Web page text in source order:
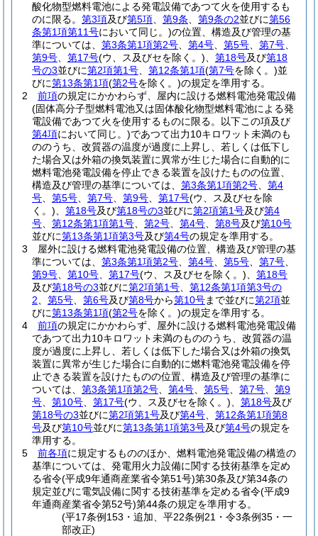
酸化物型燃料電池による発電設備であつて火を使用するも
のに限る。 第3項及び第5項 第9条 第9条の2並びに第56
条第1項第11号において同じ。)の位置、構造及び管理の基
準については、 第3条第1項第2号 第4号 第5号 第7号
第9号
第17号(ウ、ス及びセを除く。) 第18号及び第18
号の3並びに第2項第1号 第12条第1項(第7号を除く。)並
びに第13条第1項(第2号を除く。)の規定を準用する。
2
前項の規定にかかわらず、屋内に設ける燃料電池発電設備
(固体高分子型燃料電池又は固体酸化物型燃料電池による発
電設備であつて火を使用するものに限る。以下この項及び
第4項において同じ。)であつて出力10キロワット未満のも
ののうち、改質器の温度が過度に上昇し、若しくは低下し
た場合又は外箱の換気装置に異常が生じた場合に自動的に
燃料電池発電設備を停止できる装置を設けたものの位置、
構造及び管理の基準については、 第3条第1項第2号
第4
号
第5号 第7号 第9号 第17号(ウ、ス及びセを除
く。)
第18号及び第18号の3並びに第2項第1号及び第4
号
第12条第1項第1号 第2号 第4号 第8号及び第10号
並びに第13条第1項第3号及び第4号の規定を準用する。
3
屋外に設ける燃料電池発電設備の位置、構造及び管理の基
準については、 第3条第1項第2号 第4号 第5号 第7号
第9号
第10号 第17号(ウ、ス及びセを除く。)
第18号
及び第18号の3並びに第2項第1号
第12条第1項第3号の
2
第5号 第6号及び第8号から第10号まで並びに第2項並
びに第13条第1項(第2号を除く。)の規定を準用する。
4
前項の規定にかかわらず、屋外に設ける燃料電池発電設備
であつて出力10キロワット未満のもののうち、改質器の温
度が過度に上昇し、若しくは低下した場合又は外箱の換気
装置に異常が生じた場合に自動的に燃料電池発電設備を停
止できる装置を設けたものの位置、構造及び管理の基準に
ついては、 第3条第1項第2号 第4号 第5号 第7号
第9
号
第10号 第17号(ウ、ス及びセを除く。) 第18号及び
第18号の3並びに第2項第1号及び第4号
第12条第1項第8
号及び第10号並びに第13条第1項第3号及び第4号の規定を
準用する。
5
前各項に規定するもののほか、燃料電池発電設備の構造の
基準については、発電用火力設備に関する技術基準を定め
る省令(平成9年通商産業省令第51号)第30条及び第34条の
規定並びに電気設備に関する技術基準を定める省令(平成9
年通商産業省令第52号)第44条の規定を準用する。
(平17条例153・追加、平22条例21・令3条例35・一
部改正)